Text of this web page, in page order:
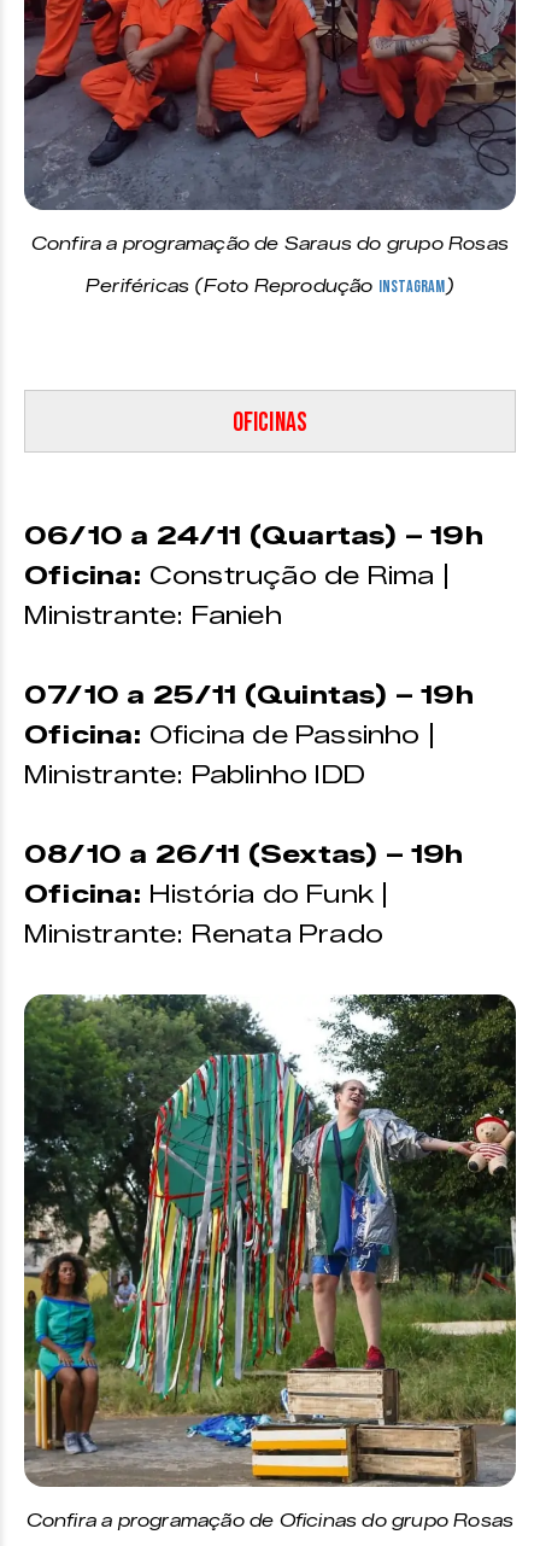
Confira a programação de Saraus do grupo Rosas
Periféricas (Foto Reprodução Instagram)
Oficinas
06/10 a 24/11 (Quartas) – 19h
Oficina: Construção de Rima |
Ministrante: Fanieh
07/10 a 25/11 (Quintas) – 19h
Oficina: Oficina de Passinho |
Ministrante: Pablinho IDD
08/10 a 26/11 (Sextas) – 19h
Oficina: História do Funk |
Ministrante: Renata Prado
Confira a programação de Oficinas do grupo Rosas